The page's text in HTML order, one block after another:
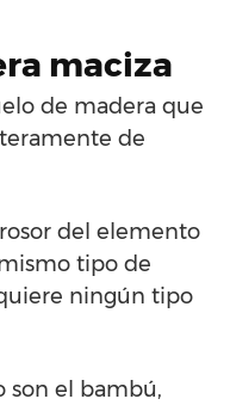
maciza
de madera que
de
del elemento
tipo de
ningún tipo
son el bambú,